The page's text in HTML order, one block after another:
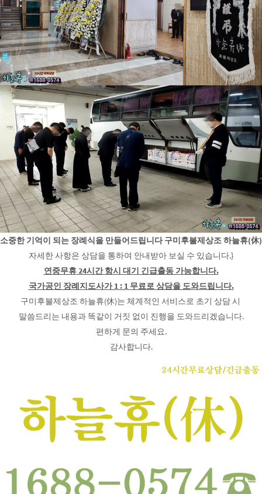
소중한 기억이 되는 장례식을 만들어드립니다 구미후불제상조 하늘휴(休)
자세한 사항은 상담을 통하여 안내받아 보실 수 있습니다.}
연중무휴 24시간 항시 대기 긴급출동 가능합니다.
국가공인 장례지도사가 1 : 1 무료로 상담을 도와드립니다.
구미후불제상조 하늘휴(休)는 체계적인 서비스로 초기 상담 시
말씀드리는 내용과 똑같이 거짓 없이 진행을 도와드리겠습니다.
편하게 문의 주세요.
감사합니다.